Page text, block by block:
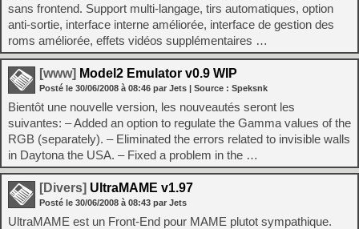
sans frontend. Support multi-langage, tirs automatiques, option
anti-sortie, interface interne améliorée, interface de gestion des
roms améliorée, effets vidéos supplémentaires …
[www] Model2 Emulator v0.9 WIP
Posté le 30/06/2008 à 08:46 par Jets | Source : Speksnk
Bientôt une nouvelle version, les nouveautés seront les
suivantes: – Added an option to regulate the Gamma values of the
RGB (separately). – Eliminated the errors related to invisible walls
in Daytona the USA. – Fixed a problem in the …
[Divers] UltraMAME v1.97
Posté le 30/06/2008 à 08:43 par Jets
UltraMAME est un Front-End pour MAME plutot sympathique.